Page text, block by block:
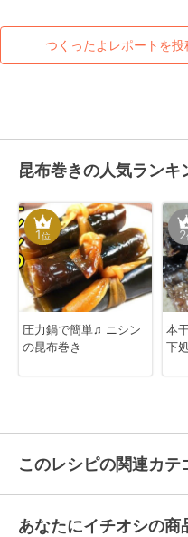
つくったよレポートを投
昆布巻きの人気ランキ
1位
圧力鍋で簡単♫ ニシン
の昆布巻き
2
本
下
このレシピの関連カテ
あなたにイチオシの商